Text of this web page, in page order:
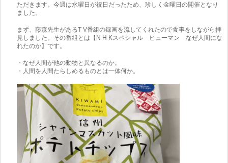
ただきます。今週は水曜日が祝日だったため、珍しく金曜日の開催となり
ました。
まず、藤森先生があるT V番組の録画を流してくれたので食事をしながら拝
見しました。その番組とは【N H Kスペシャル ヒューマン なぜ人間にな
れたのか】です。
・なぜ人間が他の動物と異なるのか。
・人間を人間たらしめるものとは一体何か。